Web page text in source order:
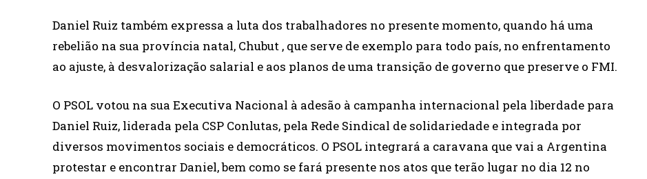
Daniel Ruiz também expressa a luta dos trabalhadores no presente momento, quando há uma
rebelião na sua província natal, Chubut , que serve de exemplo para todo país, no enfrentamento
ao ajuste, à desvalorização salarial e aos planos de uma transição de governo que preserve o FMI.
O PSOL votou na sua Executiva Nacional à adesão à campanha internacional pela liberdade para
Daniel Ruiz, liderada pela CSP Conlutas, pela Rede Sindical de solidariedade e integrada por
diversos movimentos sociais e democráticos. O PSOL integrará a caravana que vai a Argentina
protestar e encontrar Daniel, bem como se fará presente nos atos que terão lugar no dia 12 no